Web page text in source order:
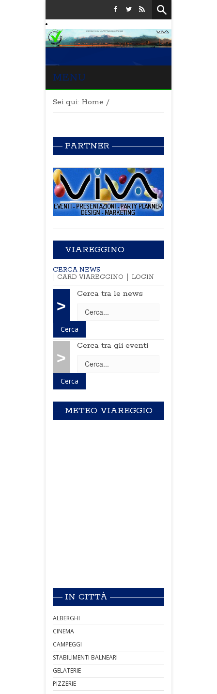
MENU
Sei qui: Home /
PARTNER
VIAREGGINO
CERCA NEWS
CARD VIAREGGINO
LOGIN
>
Cerca tra le news
>
Cerca tra gli eventi
METEO VIAREGGIO
IN CITTÀ
ALBERGHI
CINEMA
CAMPEGGI
STABILIMENTI BALNEARI
GELATERIE
PIZZERIE